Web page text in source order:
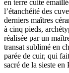
en terre cuite
l’étanchéité des
derniers maîtres
à cinq pieds,
réalisée par un
transat sublimé en
parée de cuir, qui
sacré de la sieste en